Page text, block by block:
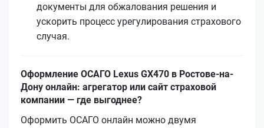
документы для обжалования решения и
ускорить процесс урегулирования страхового
случая.
Оформление ОСАГО Lexus GX470 в Ростове-на-
Дону онлайн: агрегатор или сайт страховой
компании — где выгоднее?
Оформить ОСАГО онлайн можно двумя